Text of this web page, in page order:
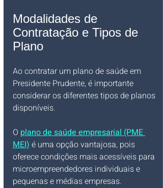
Modalidades de
Contratação e Tipos de
Plano
Ao contratar um plano de saúde em
Presidente Prudente, é importante
considerar os diferentes tipos de planos
disponíveis.
O plano de saúde empresarial (PME
MEI) é uma opção vantajosa, pois
oferece condições mais acessíveis para
microempreendedores individuais e
pequenas e médias empresas.